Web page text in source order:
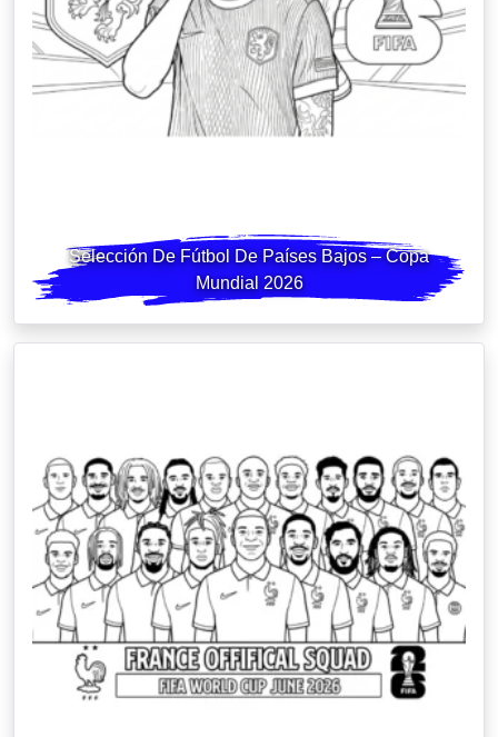
Selección De Fútbol De Países Bajos – Copa
Mundial 2026